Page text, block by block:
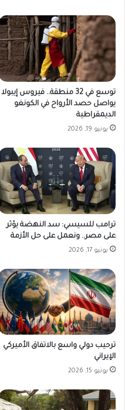
توسع في 32 منطقة.. فيروس إيبولا
يواصل حصد الأرواح في الكونغو
الديمقراطية
يونيو 19, 2026
ترامب للسيسي: سد النهضة يؤثر
على مصر.. ونعمل على حل الأزمة
يونيو 17, 2026
ترحيب دولي واسع بالاتفاق الأميركي
الإيراني
يونيو 15, 2026